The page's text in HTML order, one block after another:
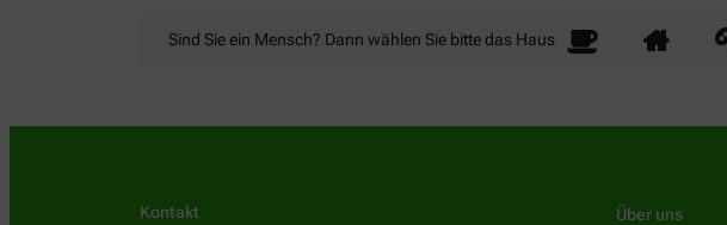
Sind Sie ein Mensch? Dann wählen Sie bittedas Haus
Kontakt Über uns